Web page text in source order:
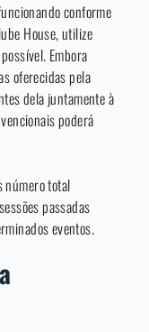
conforme
House, utilize
Embora
oferecidas pela
dela juntamente à
poderá
número total
passadas
eventos.